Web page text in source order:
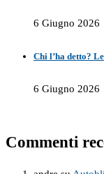
6 Giugno 2026
Chi l’ha detto?
6 Giugno 2026
Commenti